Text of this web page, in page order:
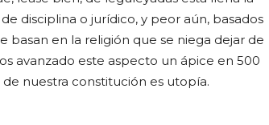
disciplina o jurídico, y peor aún, basados
basan en la religión que se niega dejar de
avanzado este aspecto un ápice en 500
nuestra constitución es utopía.